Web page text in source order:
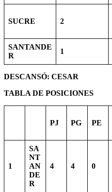
SUCRE 2
SANTANDE
R
1
DESCANSÓ: CESAR
TABLA DE POSICIONES
PJ PG PE
1
SA
NT
AN
DE
R
4 4 0